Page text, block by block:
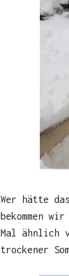
Wer hätte
bekommen
Mal ähnlich
trockener